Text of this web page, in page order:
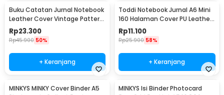
Buku Catatan Jurnal Notebook
Leather Cover Vintage Pattern
- CW-64
Rp23.300
Rp45.900 50%
+ Keranjang
Toddi Notebook Jurnal A6 Mini
160 Halaman Cover PU Leather
Premium - CW-32
Rp11.100
Rp25.900 58%
+ Keranjang
MINKYS MINKY Cover Binder A5
MINKYS Isi Binder Photocard